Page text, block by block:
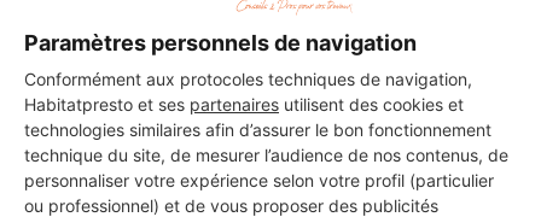
Paramètres personnels de navigation
Conformément aux protocoles techniques de navigation,
Habitatpresto et ses partenaires utilisent des cookies et
technologies similaires afin d’assurer le bon fonctionnement
technique du site, de mesurer l’audience de nos contenus, de
personnaliser votre expérience selon votre profil (particulier
ou professionnel) et de vous proposer des publicités
professionnels partout en France.
DEMANDER UN DEVIS